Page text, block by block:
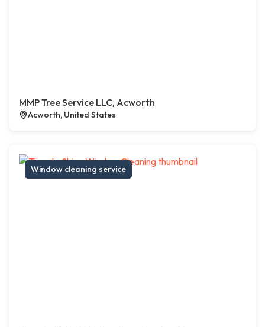
MMP Tree Service LLC, Acworth
Acworth, United States
Window cleaning service